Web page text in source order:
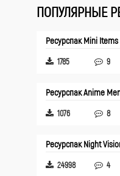
ПОПУЛЯРНЫЕ
Ресурспак Mini Items
1785 9
Ресурспак Anime
1076 8
Ресурспак Night
24998 4